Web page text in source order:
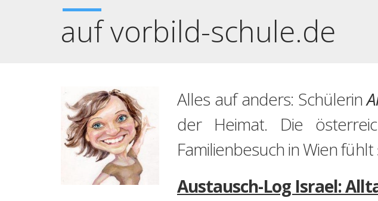
auf vorbild-schule.de
Alles auf anders: Schülerin
der Heimat. Die
Familienbesuch in Wien
Austausch-Log Israel: